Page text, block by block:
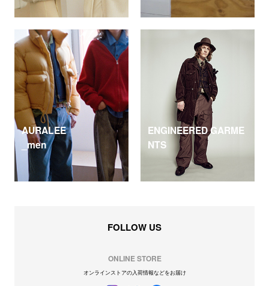
AURALEE
_men
ENGINEERED GARME
NTS
FOLLOW US
ONLINE STORE
オンラインストアの入荷情報などをお届け